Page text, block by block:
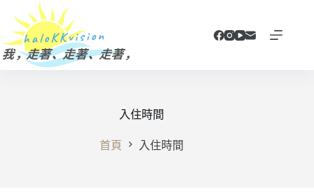
主
要
入住時間
首頁 入住時間